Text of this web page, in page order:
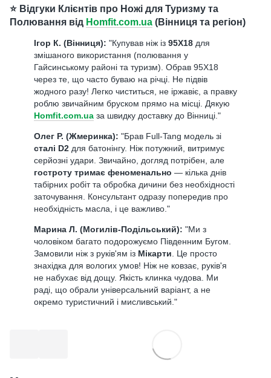
⭐️ Відгуки Клієнтів про Ножі для Туризму та
Полювання від Нomfit.com.ua (Вінниця та регіон)
Ігор К. (Вінниця): "Купував ніж із 95Х18 для
змішаного використання (полювання у
Гайсинському районі та туризм). Обрав 95Х18
через те, що часто буваю на річці. Не підвів
жодного разу! Легко чиститься, не іржавіє, а правку
роблю звичайним бруском прямо на місці. Дякую
Нomfit.com.ua за швидку доставку до Вінниці."
Олег Р. (Жмеринка): "Брав Full-Tang модель зі
сталі D2 для батонінгу. Ніж потужний, витримує
серйозні удари. Звичайно, догляд потрібен, але
гостроту тримає феноменально — кілька днів
табірних робіт та обробка дичини без необхідності
заточування. Консультант одразу попередив про
необхідність масла, і це важливо."
Марина Л. (Могилів-Подільський): "Ми з
чоловіком багато подорожуємо Південним Бугом.
Замовили ніж з руків'ям із Мікарти . Це просто
знахідка для вологих умов! Ніж не ковзає, руків'я
не набухає від дощу. Якість клинка чудова. Ми
раді, що обрали універсальний варіант, а не
окремо туристичний і мисливський."